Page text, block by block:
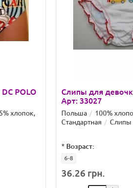
POLO
хлопок,
Слипы для
Арт: 33027
Польша 100%
Стандартная
Слипы
* Возраст:
6-8
36.26 грн.